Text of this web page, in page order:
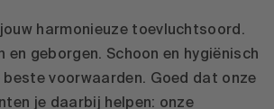
harmonieuze toevluchtsoord.
en geborgen. Schoon en hygiënisch
voorwaarden. Goed dat onze
je daarbij helpen: onze